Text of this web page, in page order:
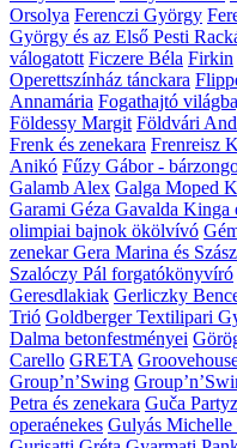
Orsolya Ferenczi György
György és az Első Pesti
válogatott Ficzere Béla Firkin
Operettszínház tánckara
Annamária Fogathajtó
Földessy Margit Földvári
Frenk és zenekara Frenreisz
Anikó Fűzy Gábor -
Galamb Alex Galga Moped
Garami Géza Gavalda Kinga
olimpiai bajnok ökölvívó
zenekarGera Marina és
Szalóczy Pál forgatókönyvíró
Geresdlakiak Gerliczky
Trió Goldberger Textilipari
Dalma betonfestményei
Carello GRETA
Group’n’Swing
Petra és zenekara Guča
operaénekes Gulyás